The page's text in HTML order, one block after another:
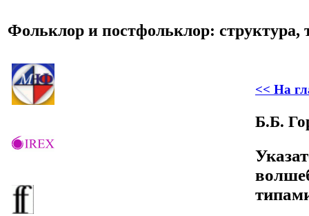
Фольклор и постфольклор: структура,
<< На
Б.Б.